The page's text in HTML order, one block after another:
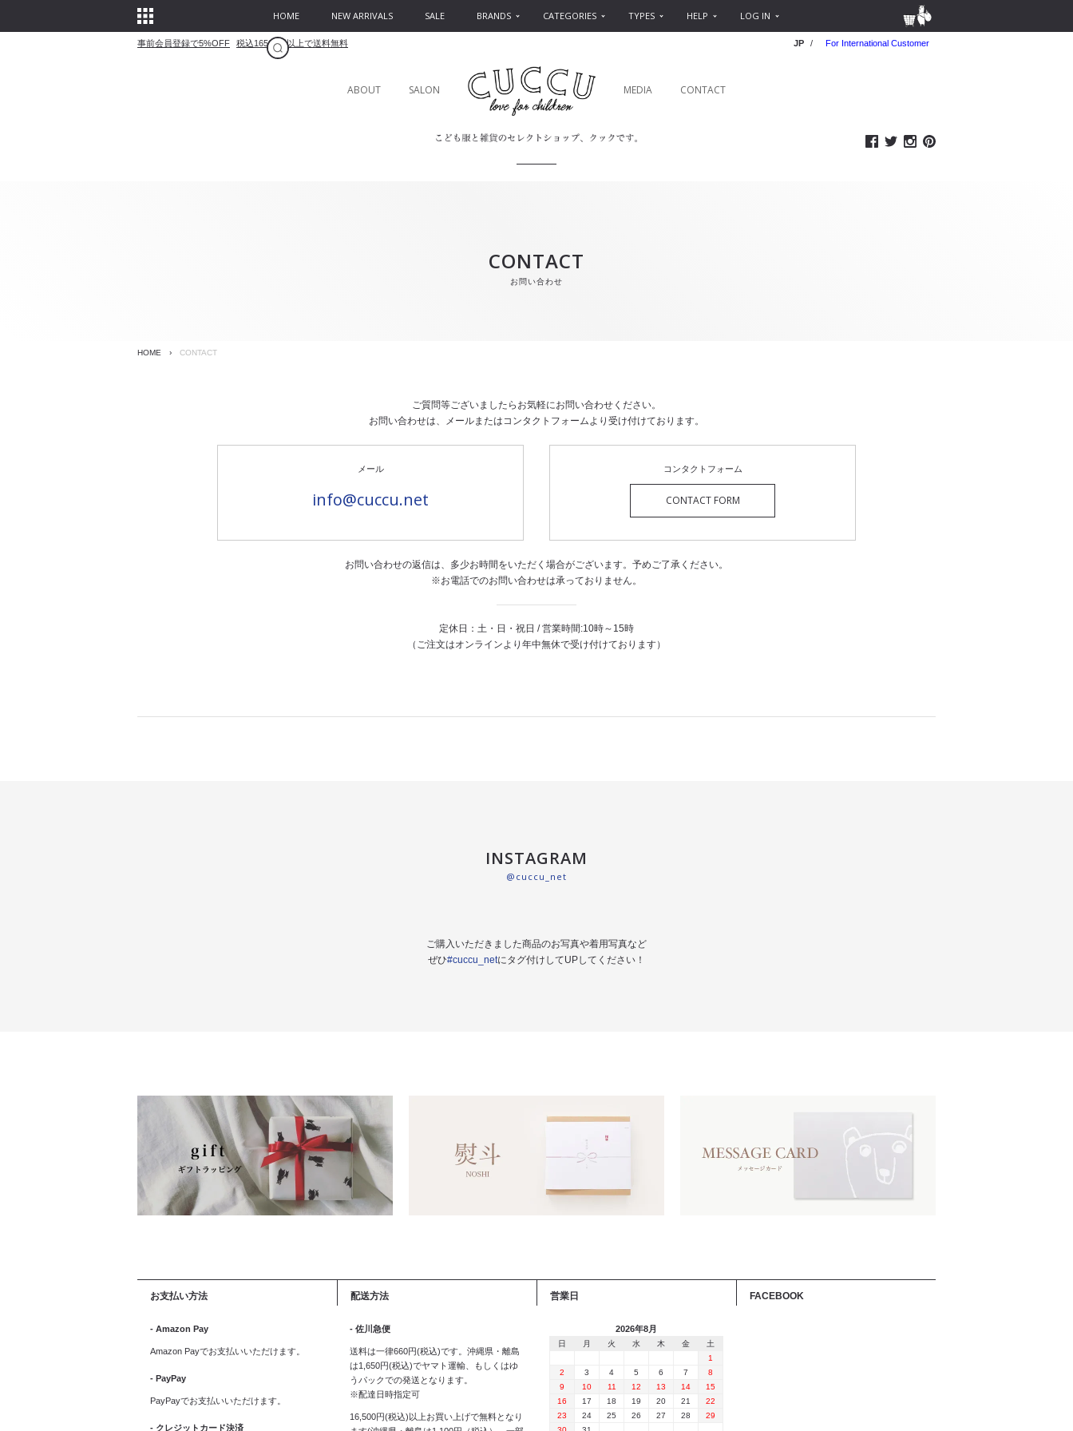
HOME NEW ARRIVALS SALE BRANDS CATEGORIES TYPES HELP LOG IN
事前会員登録で5%OFF 税込16500円以上で送料無料 JP / For International Customer
ABOUT SALON MEDIA CONTACT
CONTACT
お問い合わせ
HOME › CONTACT
ご質問等ございましたらお気軽にお問い合わせください。
お問い合わせは、メールまたはコンタクトフォームより 受け付けております。
メール
info@cuccu.net
コンタクトフォーム
CONTACT FORM
お問い合わせの返信は、 多少お時間をいただく場合がございます。 予めご了承ください。
※お電話でのお問い合わせは承っておりません。
定休日：土・日・祝日 / 営業時間:10時～15時
（ご注文はオンラインより年中無休で受け付けております）
INSTAGRAM
@cuccu_net
ご購入いただきました商品のお写真や着用写真など
ぜひ#cuccu_netにタグ付けしてUPしてください！
お支払い方法
- Amazon Pay
Amazon Payでお支払いいただけます。
- PayPay
PayPayでお支払いいただけます。
- クレジットカード決済
配送方法
- 佐川急便
送料は一律660円(税込)です。沖縄県・離島
は1,650円(税込)でヤマト運輸、もしくはゆ
うパックでの発送となります。
※配達日時指定可
16,500円(税込)以上お買い上げで無料となり
営業日
2026年8月
日 月 火 水 木 金
土
1
2
3 4 5 6 7
8
9
10 11 12 13 14
15
16
17 18 19 20 21
22
23
24 25 26 27 28
29
FACEBOOK